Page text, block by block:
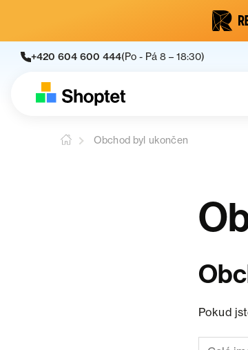
+420 604 600 444(Po - Pá 8 – 18:30)
Obchod byl ukončen
Pokud